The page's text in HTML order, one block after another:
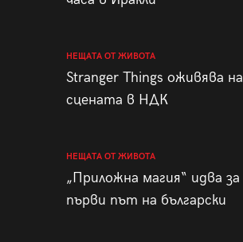
НЕЩАТА ОТ ЖИВОТА
Stranger Things оживява на
сцената в НДК
НЕЩАТА ОТ ЖИВОТА
„Приложна магия“ идва за
първи път на български